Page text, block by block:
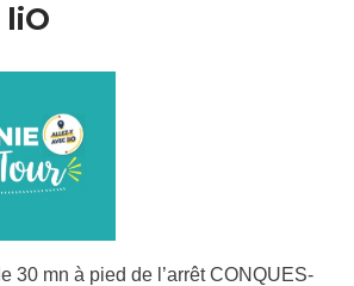
30 mn à pied de l’arrêt CONQUES-